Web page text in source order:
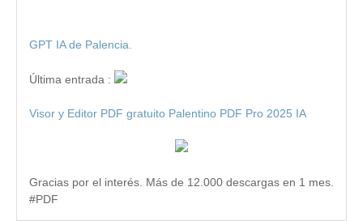
GPT IA de Palencia.
Última entrada :
Visor y Editor PDF gratuito Palentino PDF Pro 2025 IA
Gracias por el interés. Más de 12.000 descargas en 1 mes.
#PDF